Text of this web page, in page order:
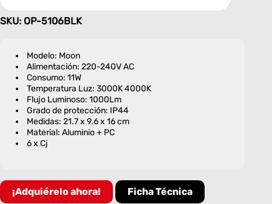
SKU: OP-5106BLK
Modelo: Moon
Alimentación: 220-240V AC
Consumo: 11W
Temperatura Luz: 3000K 4000K
Flujo Luminoso: 1000Lm
Grado de protección: IP44
Medidas: 21.7 x 9.6 x 16 cm
Material: Aluminio + PC
6 x Cj
¡Adquiérelo ahora! Ficha Técnica